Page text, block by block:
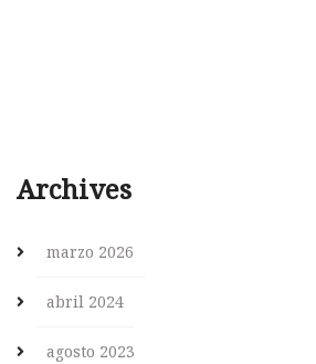
Archives
marzo 2026
abril 2024
agosto 2023